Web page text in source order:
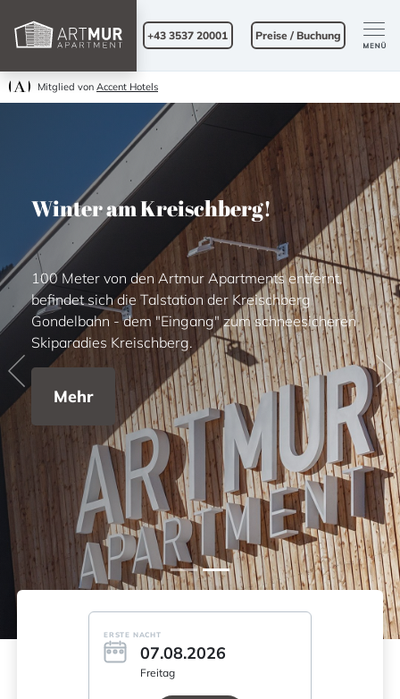
Mitglied von Accent Hotels
+43 3537 20001 Preise / Buchung
Winter am Kreischberg!
100 Meter von den Artmur Apartments entfernt,
befindet sich die Talstation der Kreischberg
Gondelbahn - dem "Eingang" zum schneesicheren
Skiparadies Kreischberg.
Mehr
Previous
ERSTE NACHT
07.08.2026
Freitag